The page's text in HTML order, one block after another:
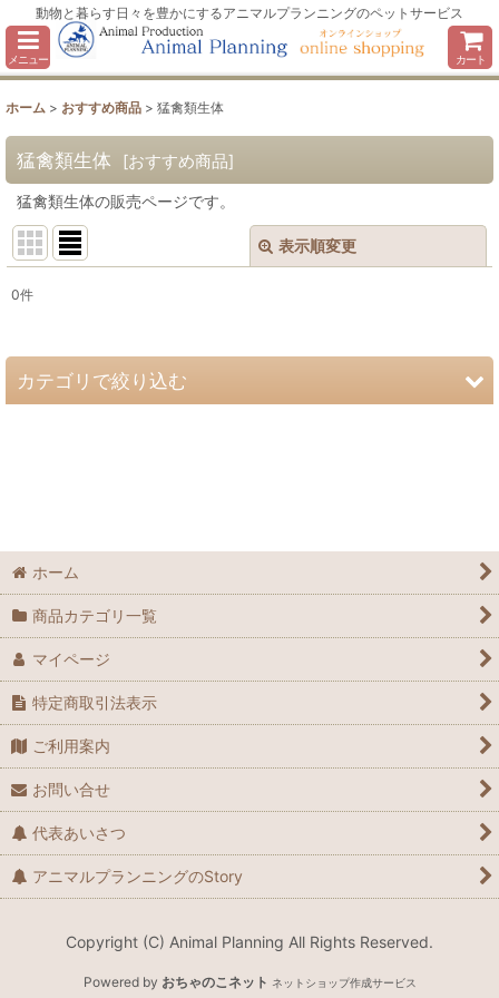
動物と暮らす日々を豊かにするアニマルプランニングのペットサービス
メニュー カート
ホーム > おすすめ商品 > 猛禽類生体
猛禽類生体 [おすすめ商品]
猛禽類生体の販売ページです。
表示順変更
表示数 :
0件
カテゴリで絞り込む
フクロウ
ホーム
商品カテゴリ一覧
マイページ
特定商取引法表示
ご利用案内
お問い合せ
代表あいさつ
アニマルプランニングのStory
Copyright (C) Animal Planning All Rights Reserved.
Powered by おちゃのこネット ネットショップ作成サービス